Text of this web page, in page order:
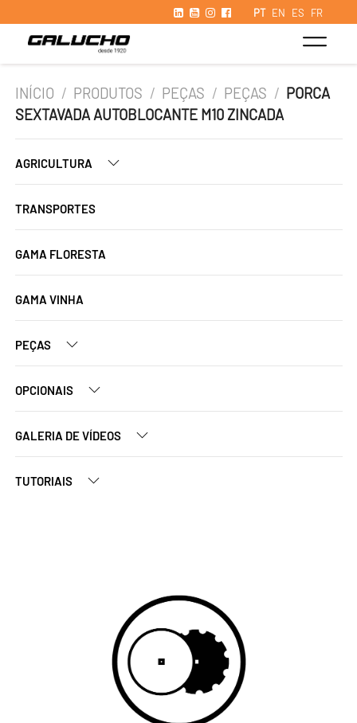
PT EN ES FR
INÍCIO / PRODUTOS / PEÇAS / PEÇAS / PORCA
SEXTAVADA AUTOBLOCANTE M10 ZINCADA
AGRICULTURA
TRANSPORTES
GAMA FLORESTA
GAMA VINHA
PEÇAS
OPCIONAIS
GALERIA DE VÍDEOS
TUTORIAIS